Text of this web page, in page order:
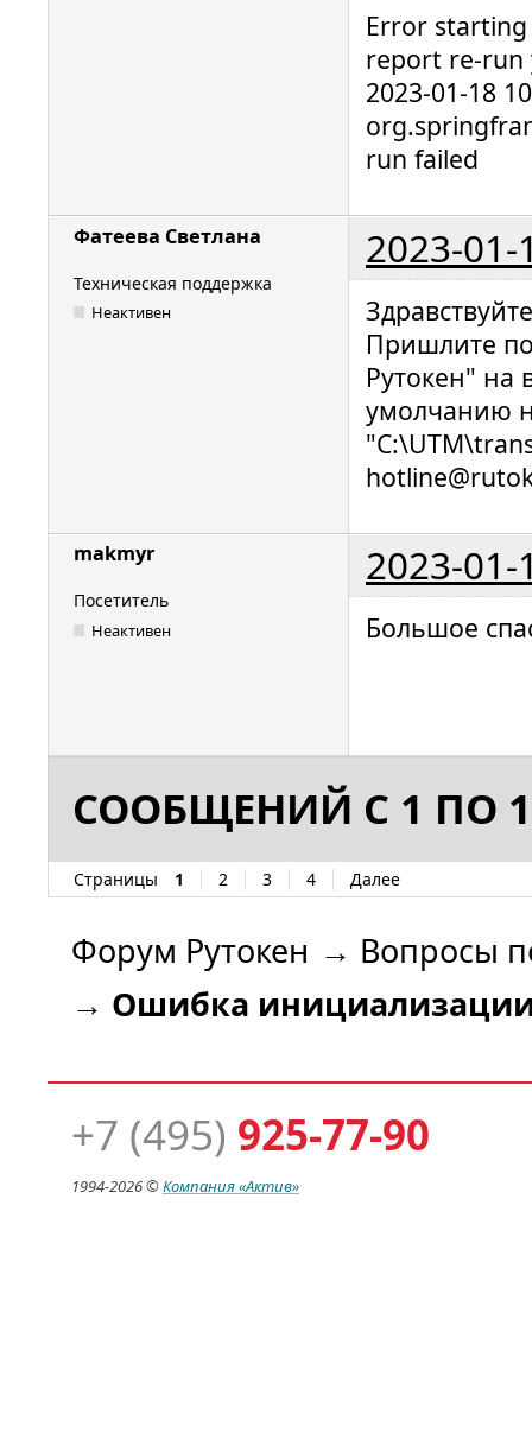
Error
report re-run
2023-01-18
run failed
Фатеева Светлана 2023-01-
Техническая поддержка
Неактивен
Пришлите
Рутокен" на
умолчанию
makmyr 2023-01-
Посетитель
Неактивен Большое
СООБЩЕНИЙ С 1 ПО
Страницы 1 2 3 4 Далее
Форум Рутокен → Вопросы
→ Ошибка инициализации
+7 (495) 925-77-90
1994-2026 ©Компания«Актив»